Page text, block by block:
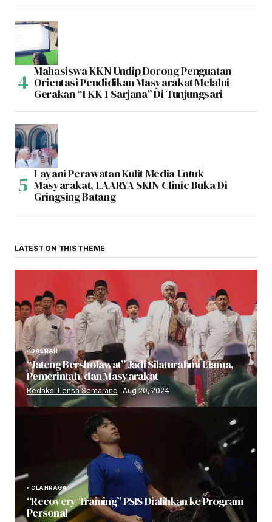
Mahasiswa KKN Undip Dorong Penguatan
Orientasi Pendidikan Masyarakat Melalui
Gerakan “1 KK 1 Sarjana” Di Tunjungsari
Layani Perawatan Kulit Media Untuk
Masyarakat, LAARYA SKIN Clinic Buka Di
Gringsing Batang
LATEST ON THIS THEME
DAERAH
“Jateng Bersholawat” Jadi Silaturahmi Ulama,
Pemerintah, dan Masyarakat
Redaksi Lensa Semarang Aug 20, 2024
OLAHRAGA
“Recovery Training” PSIS Dialihkan ke Program
Personal